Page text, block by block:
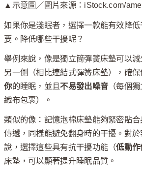
▲示意圖／圖片來源：iStock.com/
如果你是淺眠者，選擇一款能有效降
要。降低哪些干擾呢？
舉例來說，像是獨立筒彈簧床墊可以減
另一側（相比連結式彈簧床墊），確保
你的睡眠，並且不易發出噪音（每個
織布包裹）。
類似的像：記憶泡棉床墊能夠緊密貼
傳遞，同樣能避免翻身時的干擾。對
說，選擇這些具有抗干擾功能（低動
床墊，可以顯著提升睡眠品質。